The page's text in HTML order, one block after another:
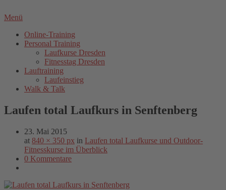
Menü
Online-Training
Personal Training
Laufkurse Dresden
Fitnesstag Dresden
Lauftraining
Laufeinstieg
Walk & Talk
Laufen total Laufkurs in Senftenberg
23. Mai 2015
at 840 × 350 px in Laufen total Laufkurse und Outdoor-
Fitnesskurse im Überblick
0 Kommentare